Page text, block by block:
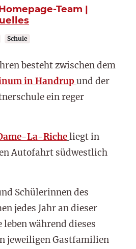
Team |
Schule
besteht zwischen dem
in Handrupund der
ein reger
La-Richeliegt in
Autofahrt südwestlich
Schülerinnen des
jedes Jahr an dieser
leben während dieses
jeweiligen Gastfamilien